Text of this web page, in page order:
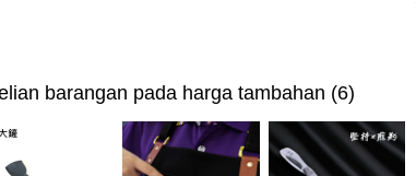
barangan pada harga tambahan (6)